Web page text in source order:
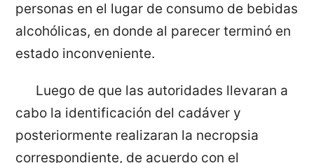
personas en el lugar de consumo de bebidas
alcohólicas, en donde al parecer terminó en
estado inconveniente.
Luego de que las autoridades llevaran a
cabo la identificación del cadáver y
posteriormente realizaran la necropsia
correspondiente, de acuerdo con el